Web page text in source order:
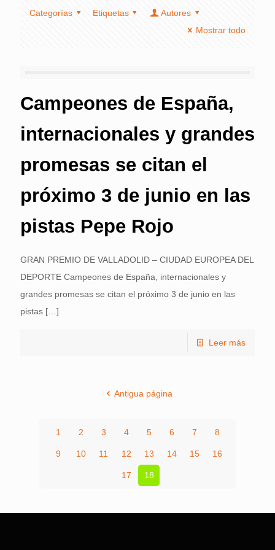
Categorías Etiquetas
Autores
Mostrar todo
Campeones de España,
internacionales y grandes
promesas se citan el
próximo 3 de junio en las
pistas Pepe Rojo
GRAN PREMIO DE VALLADOLID – CIUDAD EUROPEA DEL
DEPORTE Campeones de España, internacionales y
grandes promesas se citan el próximo 3 de junio en las
pistas […]
Leer más
Antigua página
1 2 3 4 5 6 7 8
9 10 11 12 13 14 15 16
17 18